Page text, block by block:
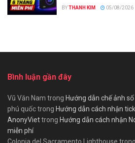
BYTHANH KIM 05/08/2026
Bình luận gần đây
Vũ Văn Nam trong Hướng dẫn chế ảnh
phú quốctrong Hướng dẫn cách nhận
AnonyViettrong Hướng dẫn cách nhận
miễn phí
Colonia del Sacramento Lighthouse trong